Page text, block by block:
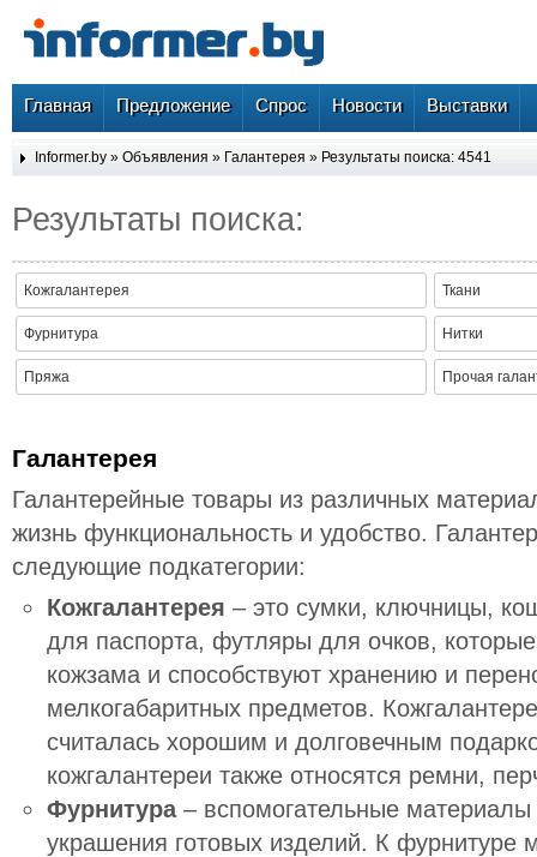
Главная Предложение Спрос Новости Выставки
Informer.by » Объявления » Галантерея » Результаты поиска: 4541
Результаты поиска:
Кожгалантерея Ткани
Фурнитура Нитки
Пряжа Прочая
Галантерея
Галантерейные товары из различных
жизнь функциональность и удобство.
следующие подкатегории:
Кожгалантерея – это сумки, ключницы,
для паспорта, футляры для очков,
кожзама и способствуют хранению и
мелкогабаритных предметов.
считалась хорошим и долговечным
кожгалантереи также относятся ремни,
Фурнитура – вспомогательные
украшения готовых изделий. К фурнитуре